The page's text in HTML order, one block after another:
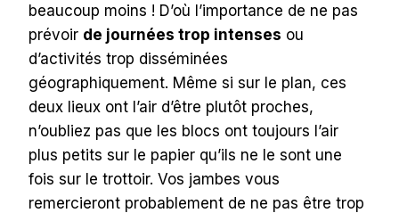
beaucoup moins ! D’où l’importance de ne pas
prévoir de journées trop intenses ou
d’activités trop disséminées
géographiquement. Même si sur le plan, ces
deux lieux ont l’air d’être plutôt proches,
n’oubliez pas que les blocs ont toujours l’air
plus petits sur le papier qu’ils ne le sont une
fois sur le trottoir. Vos jambes vous
remercieront probablement de ne pas être trop